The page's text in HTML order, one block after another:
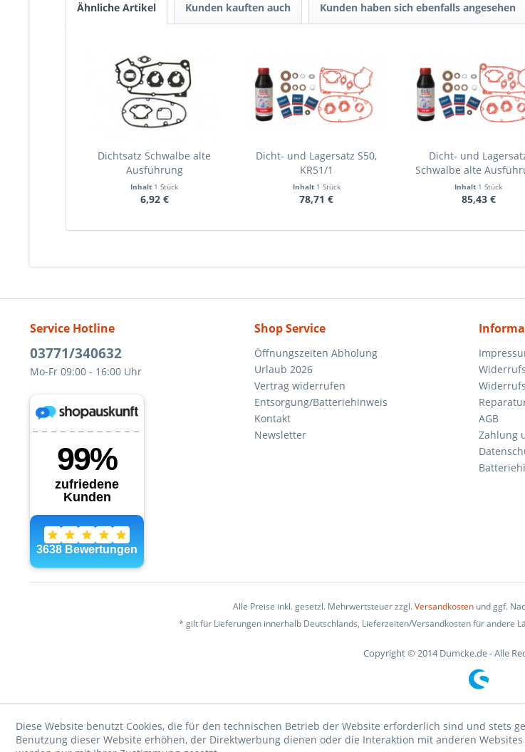
Ähnliche Artikel Kunden kauften auch Kunden haben sich ebenfalls angesehen
Dichtsatz Schwalbe alte
Ausführung
Inhalt 1 Stück
6,92 €
Dicht- und Lagersatz S50,
KR51/1
Inhalt 1 Stück
78,71 €
Dicht- und
Schwalbe alte
Inhalt 1 Stück
85,43 €
Service Hotline
03771/340632
Mo-Fr 09:00 - 16:00 Uhr
Shop Service
Öffnungszeiten Abholung
Urlaub 2026
Vertrag widerrufen
Entsorgung/Batteriehinweis
Kontakt
Newsletter
AGB
Zahlung
Alle Preise inkl. gesetzl. Mehrwertsteuer zzgl.Versandkostenund ggf.
* gilt für Lieferungen innerhalb Deutschlands, Lieferzeiten/Versandkosten für andere
Copyright © 2014 Dumcke.de - Alle
Diese Website benutzt Cookies, die für den technischen Betrieb der Website erforderlich sind und stets
Benutzung dieser Website erhöhen, der Direktwerbung dienen oder die Interaktion mit anderen